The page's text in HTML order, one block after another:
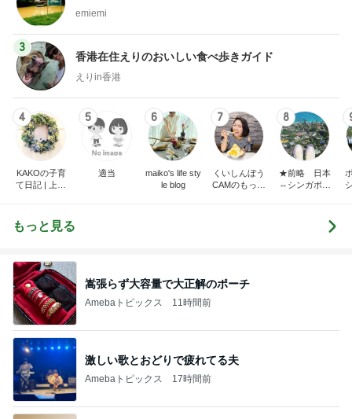
emiemi
3
香港在住えりのおいしい食べ歩きガイド
えりin香港
4
KAKOの子育
て日記 | 上海
へ。ときどき
さいたま。
5
適当
6
maiko's life sty
le blog
7
くいしんぼう
CAMのもっと
8
★前略 日本
⇔シンガポー
もっと見る
嵩張らず大容量で大正解のポーチ
Amebaトピックス 11時間前
激しい歌とおどりで疲れてる夫
Amebaトピックス 17時間前